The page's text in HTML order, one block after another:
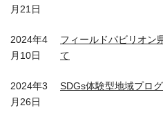
月21日
2024年4
月10日
フィールドパビリオン
て
2024年3
月26日
SDGs体験型地域プロ